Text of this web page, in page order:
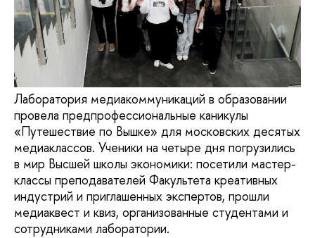
Лаборатория медиакоммуникаций в образовании
провела предпрофессиональные каникулы
«Путешествие по Вышке» для московских десятых
медиаклассов. Ученики на четыре дня погрузились
в мир Высшей школы экономики: посетили мастер-
классы преподавателей Факультета креативных
индустрий и приглашенных экспертов, прошли
медиаквест и квиз, организованные студентами и
сотрудниками лаборатории.